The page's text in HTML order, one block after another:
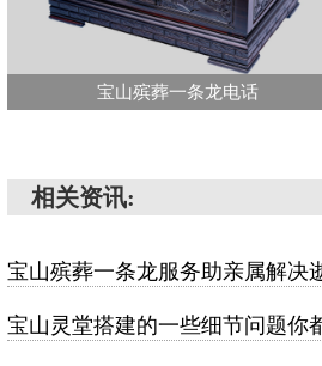
宝山殡葬一条龙电话
相关资讯:
宝山殡葬一条龙服务助亲属解决
宝山灵堂搭建的一些细节问题你